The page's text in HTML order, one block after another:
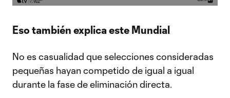
Video
Eso también explica este Mundial
No es casualidad que selecciones consideradas
pequeñas hayan competido de igual a igual
durante la fase de eliminación directa.